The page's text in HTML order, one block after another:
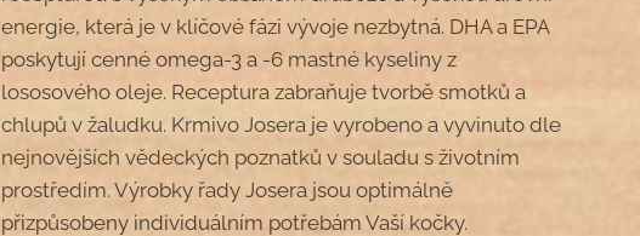
energie, která je v klíčové fázi vývoje nezbytná. DHA a EPA
poskytují cenné omega-3 a -6 mastné kyseliny z
lososového oleje. Receptura zabraňuje tvorbě smotků a
chlupů v žaludku. Krmivo Josera je vyrobeno a vyvinuto dle
nejnovějších vědeckých poznatků v souladu s životním
prostředím. Výrobky řady Josera jsou optimálně
přizpůsobeny individuálním potřebám Vaší kočky.